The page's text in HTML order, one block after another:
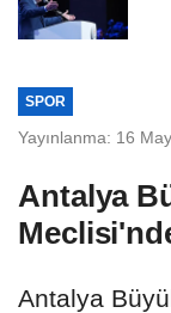
SPOR
Yayınlanma: 16
Antalya
Antalya